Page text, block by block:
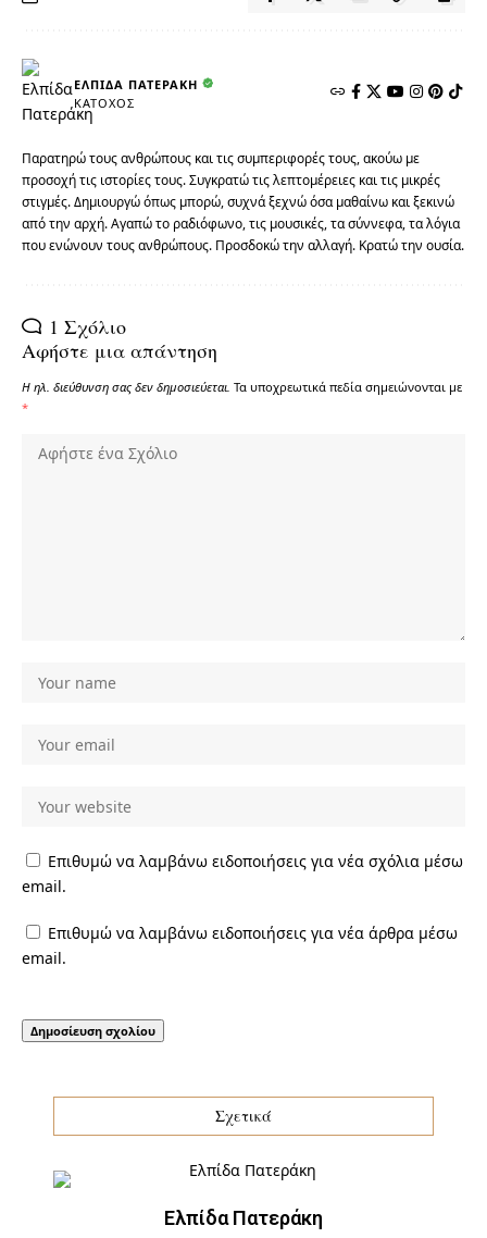
ΕΛΠΊΔΑ ΠΑΤΕΡΆΚΗ
ΚΆΤΟΧΟΣ
Παρατηρώ τους ανθρώπους και τις συμπεριφορές τους, ακούω με
προσοχή τις ιστορίες τους. Συγκρατώ τις λεπτομέρειες και τις μικρές
στιγμές. Δημιουργώ όπως μπορώ, συχνά ξεχνώ όσα μαθαίνω και ξεκινώ
από την αρχή. Αγαπώ το ραδιόφωνο, τις μουσικές, τα σύννεφα, τα λόγια
που ενώνουν τους ανθρώπους. Προσδοκώ την αλλαγή. Κρατώ την ουσία.
1 Σχόλιο
Αφήστε μια απάντηση
Η ηλ. διεύθυνση σας δεν δημοσιεύεται. Τα υποχρεωτικά πεδία σημειώνονται με
*
Επιθυμώ να λαμβάνω ειδοποιήσεις για νέα σχόλια μέσω
email.
Επιθυμώ να λαμβάνω ειδοποιήσεις για νέα άρθρα μέσω
email.
Σχετικά
Ελπίδα Πατεράκη